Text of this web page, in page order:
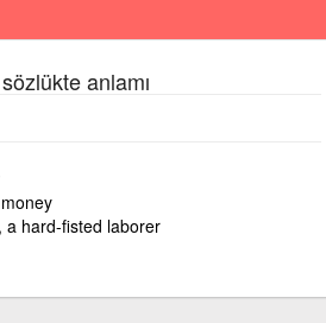
anlamı
a hard-fisted laborer